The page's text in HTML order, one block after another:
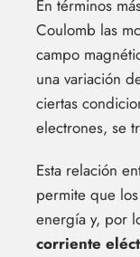
En términos
Coulomb las
campo
una variación
ciertas
electrones, se
Esta relación
permite que
energía y, por
corriente